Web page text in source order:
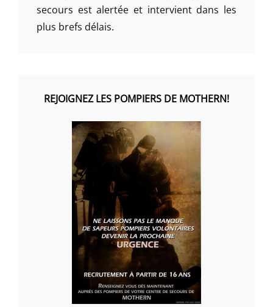
secours est alertée et intervient dans les
plus brefs délais.
REJOIGNEZ LES POMPIERS DE MOTHERN!